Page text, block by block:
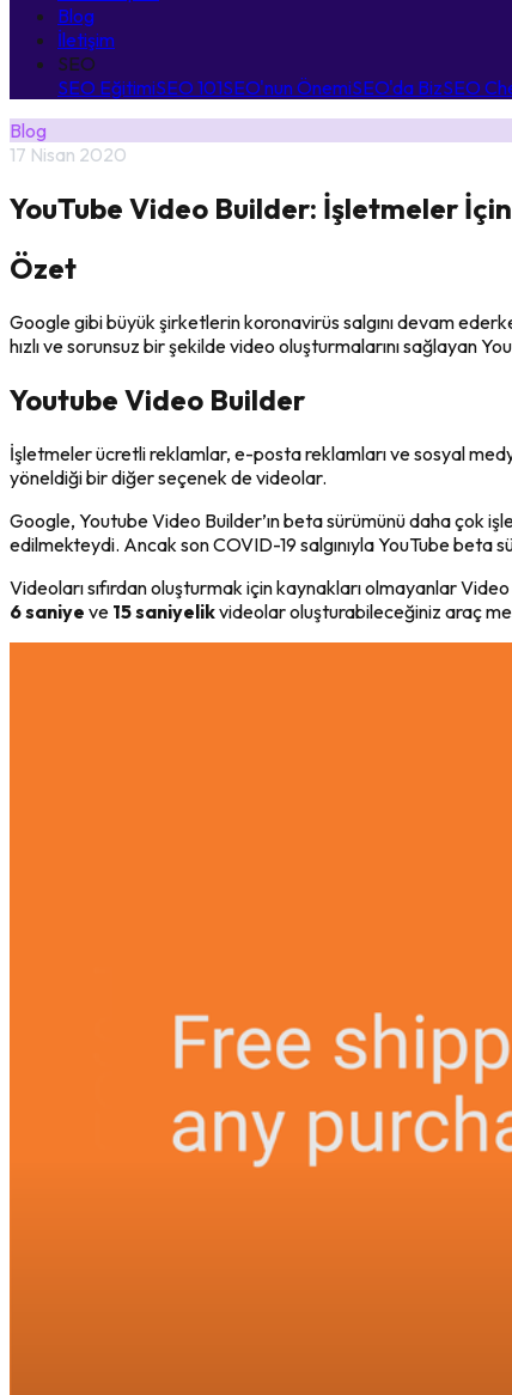
Blog
İletişim
SEO
SEO EğitimiSEO 101SEO'nun ÖnemiSEO'da BizSEO
Blog
17 Nisan 2020
YouTube Video Builder: İşletmeler
Özet
Google gibi büyük şirketlerin koronavirüs salgını devam
hızlı ve sorunsuz bir şekilde video oluşturmalarını sağlayan
Youtube Video Builder
İşletmeler ücretli reklamlar, e-posta reklamları ve sosyal
yöneldiği bir diğer seçenek de videolar.
Google, Youtube Video Builder’ın beta sürümünü daha çok
edilmekteydi. Ancak son COVID-19 salgınıyla YouTube
Videoları sıfırdan oluşturmak için kaynakları olmayanlar
6 saniye ve 15 saniyelikvideolar oluşturabileceğiniz araç